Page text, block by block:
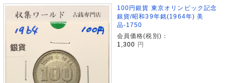
100円銀貨 東京オリンピック記念
銀貨/昭和39年銘(1964年) 美
品-1750
会員価格(税別)：
1,300
円